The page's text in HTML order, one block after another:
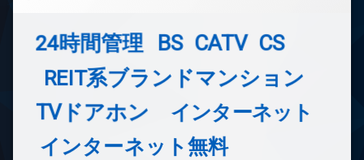
24時間管理 BS CATV CS
REIT系ブランドマンション
TVドアホン インターネット
インターネット無料